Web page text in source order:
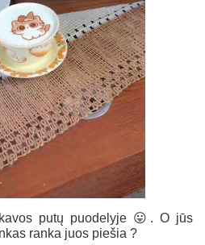
putų puodelyje 😛. O jūs
ranka juos piešia ?